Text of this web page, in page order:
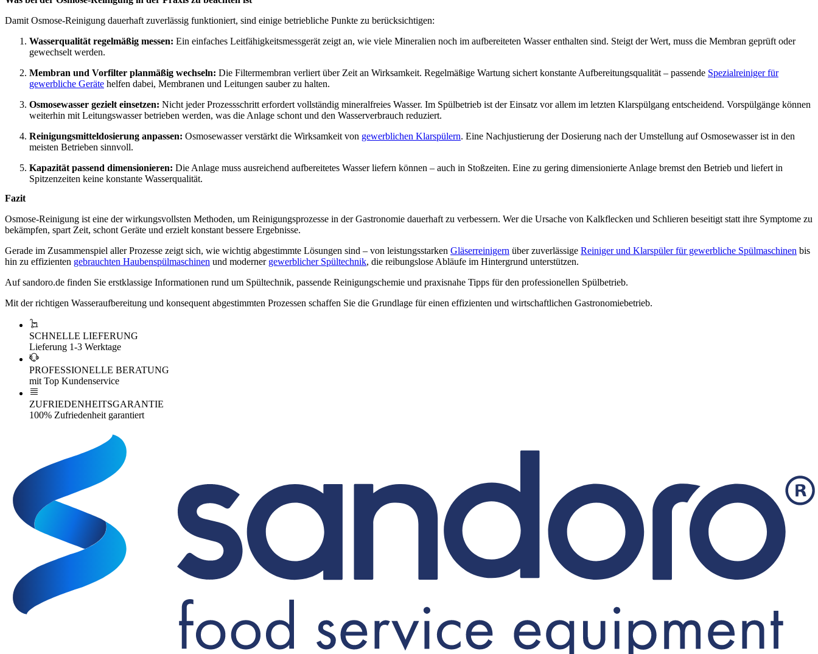
Damit Osmose-Reinigung dauerhaft zuverlässig funktioniert, sind einige betriebliche Punkte zu berücksichtigen:
Wasserqualität regelmäßig messen: Ein einfaches Leitfähigkeitsmessgerät zeigt an, wie viele Mineralien noch im aufbereiteten Wasser enthalten sind. Steigt der Wert, muss die Membran geprüft oder
gewechselt werden.
Membran und Vorfilter planmäßig wechseln: Die Filtermembran verliert über Zeit an Wirksamkeit. Regelmäßige Wartung sichert konstante Aufbereitungsqualität – passende Spezialreiniger für
gewerbliche Geräte helfen dabei, Membranen und Leitungen sauber zu halten.
Osmosewasser gezielt einsetzen: Nicht jeder Prozessschritt erfordert vollständig mineralfreies Wasser. Im Spülbetrieb ist der Einsatz vor allem im letzten Klarspülgang entscheidend. Vorspülgänge können
weiterhin mit Leitungswasser betrieben werden, was die Anlage schont und den Wasserverbrauch reduziert.
Reinigungsmitteldosierung anpassen: Osmosewasser verstärkt die Wirksamkeit von gewerblichen Klarspülern. Eine Nachjustierung der Dosierung nach der Umstellung auf Osmosewasser ist in den
meisten Betrieben sinnvoll.
Kapazität passend dimensionieren: Die Anlage muss ausreichend aufbereitetes Wasser liefern können – auch in Stoßzeiten. Eine zu gering dimensionierte Anlage bremst den Betrieb und liefert in
Spitzenzeiten keine konstante Wasserqualität.
Fazit
Osmose-Reinigung ist eine der wirkungsvollsten Methoden, um Reinigungsprozesse in der Gastronomie dauerhaft zu verbessern. Wer die Ursache von Kalkflecken und Schlieren beseitigt statt ihre Symptome zu
bekämpfen, spart Zeit, schont Geräte und erzielt konstant bessere Ergebnisse.
Gerade im Zusammenspiel aller Prozesse zeigt sich, wie wichtig abgestimmte Lösungen sind – von leistungsstarken Gläserreinigern über zuverlässige Reiniger und Klarspüler für gewerbliche Spülmaschinen bis
hin zu effizienten gebrauchten Haubenspülmaschinen und moderner gewerblicher Spültechnik, die reibungslose Abläufe im Hintergrund unterstützen.
Auf sandoro.de finden Sie erstklassige Informationen rund um Spültechnik, passende Reinigungschemie und praxisnahe Tipps für den professionellen Spülbetrieb.
Mit der richtigen Wasseraufbereitung und konsequent abgestimmten Prozessen schaffen Sie die Grundlage für einen effizienten und wirtschaftlichen Gastronomiebetrieb.
SCHNELLE LIEFERUNG
Lieferung 1-3 Werktage
PROFESSIONELLE BERATUNG
mit Top Kundenservice
ZUFRIEDENHEITSGARANTIE
100% Zufriedenheit garantiert